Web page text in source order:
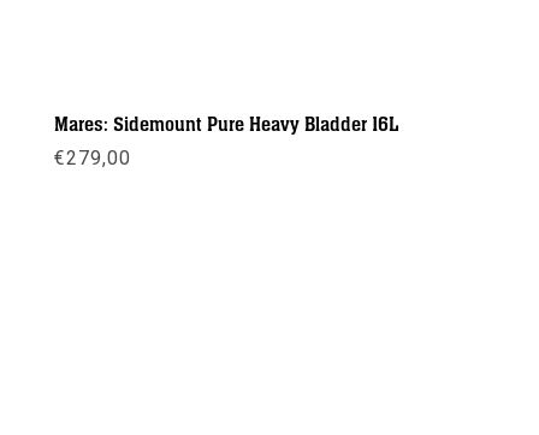
Mares: Sidemount Pure Heavy Bladder 16L
€279,00